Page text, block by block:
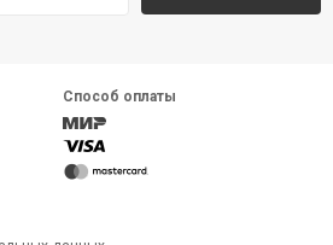
Способ оплаты